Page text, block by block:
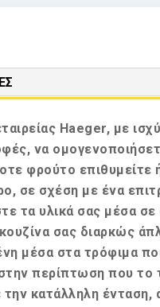
Haeger, με
να
φρούτο επιθυμείτε
σε σχέση με ένα
τα υλικά σας μέσα
σας διαρκώς
μέσα στα τρόφιμα
περίπτωση που
κατάλληλη